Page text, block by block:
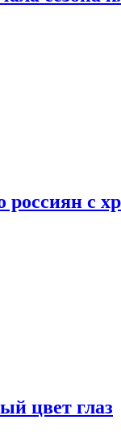
россиян с
цвет глаз